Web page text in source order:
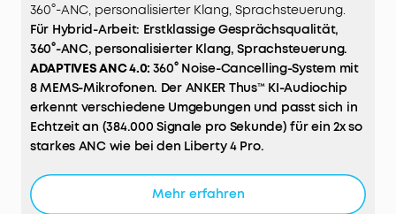
360°-ANC, personalisierter Klang, Sprachsteuerung.
Für Hybrid-Arbeit: Erstklassige Gesprächsqualität,
360°-ANC, personalisierter Klang, Sprachsteuerung.
ADAPTIVESANC4.0: 360° Noise-Cancelling-System mit
8 MEMS-Mikrofonen. Der ANKER Thus™ KI-Audiochip
erkennt verschiedene Umgebungen und passt sich in
Echtzeit an (384.000 Signale pro Sekunde) für ein 2x so
starkes ANC wie bei den Liberty 4 Pro.
WORLD RECORDS™:
Die Liberty 5 Pro mit ANKER Thus™
KI-Chip basieren auf 8 Luft- + 2
Mehr erfahren